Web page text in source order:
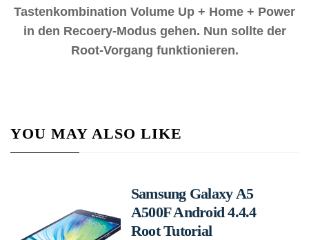
Tastenkombination Volume Up + Home + Power
in den Recoery-Modus gehen. Nun sollte der
Root-Vorgang funktionieren.
YOU MAY ALSO LIKE
Samsung Galaxy A5
A500F Android 4.4.4
Root Tutorial